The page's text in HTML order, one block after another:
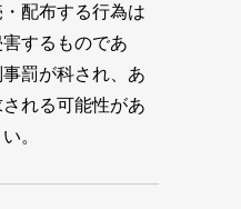
配布する行為は
するものであ
罰が科され、あ
れる可能性があ
。